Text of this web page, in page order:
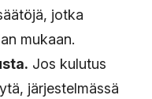
jotka
mukaan.
Jos kulutus
järjestelmässä